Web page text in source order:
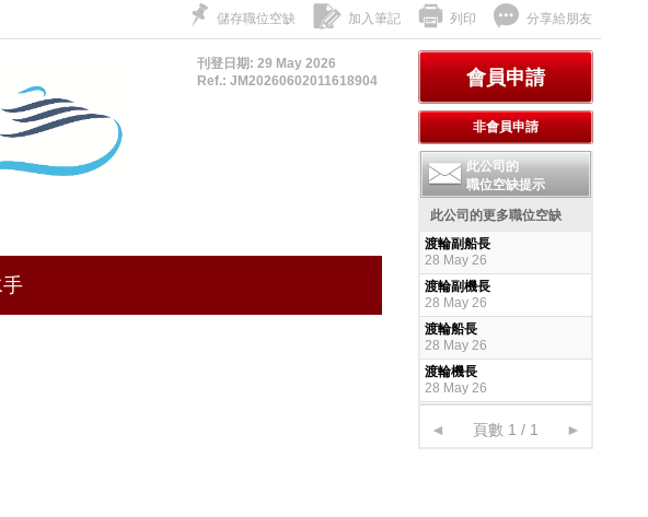
儲存職位空缺 加入筆記 列印 分享給朋友
刊登日期: 29 May 2026
Ref.: JM20260602011618904
此公司的
職位空缺提示
此公司的更多職位空缺
渡輪副船長
28 May 26
渡輪副機長
28 May 26
渡輪船長
28 May 26
渡輪機長
28 May 26
◄ 頁數 1 / 1 ►